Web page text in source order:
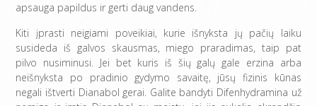
apsauga papildus ir gerti daug vandens.
Kiti įprasti neigiami poveikiai, kurie išnyksta jų pačių laiku
susideda iš galvos skausmas, miego praradimas, taip pat
pilvo nusiminusi. Jei bet kuris iš šių galų gale erzina arba
neišnyksta po pradinio gydymo savaitę, jūsų fizinis kūnas
negali ištverti Dianabol gerai. Galite bandyti Difenhydramina už